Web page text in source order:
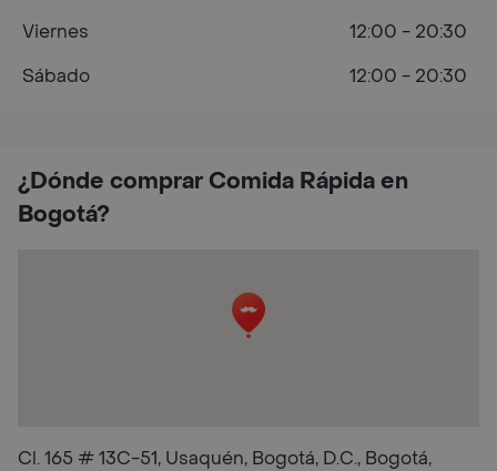
¿Dónde comprar Comida Rápida en
Bogotá?
Cl. 165 # 13C-51, Usaquén, Bogotá, D.C., Bogotá,
Viernes
12:00 - 20:30
Sábado
12:00 - 20:30